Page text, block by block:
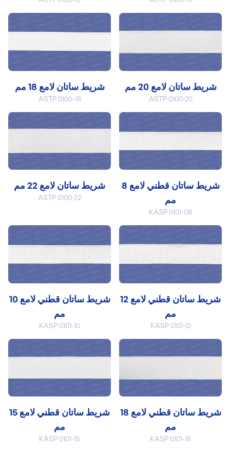
شريط ساتان لامع 18 مم
ASTP 0100-18
شريط ساتان لامع 20 مم
ASTP 0100-20
شريط ساتان لامع 22 مم
ASTP 0100-22
شريط ساتان قطني لامع 8
مم
KASP 0101-08
شريط ساتان قطني لامع 10
مم
KASP 0101-10
شريط ساتان قطني لامع 12
مم
KASP 0101-12
شريط ساتان قطني لامع 15
مم
KASP 0101-15
شريط ساتان قطني لامع 18
مم
KASP 0101-18